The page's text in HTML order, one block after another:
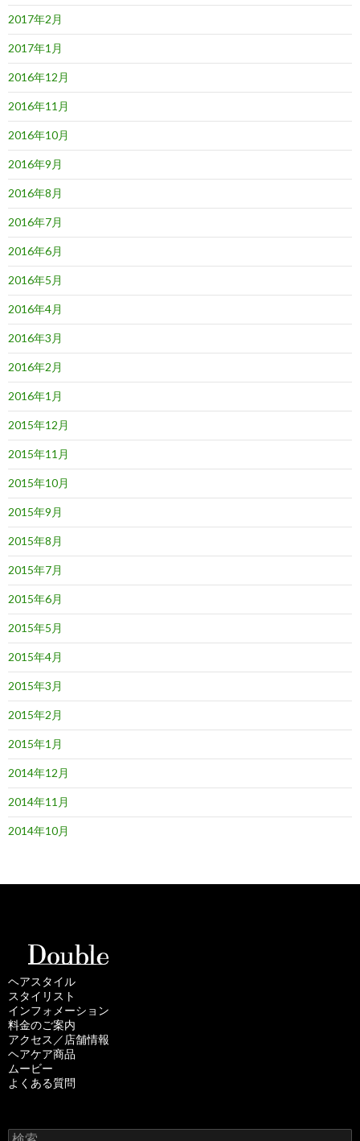
2017年2月
2017年1月
2016年12月
2016年11月
2016年10月
2016年9月
2016年8月
2016年7月
2016年6月
2016年5月
2016年4月
2016年3月
2016年2月
2016年1月
2015年12月
2015年11月
2015年10月
2015年9月
2015年8月
2015年7月
2015年6月
2015年5月
2015年4月
2015年3月
2015年2月
2015年1月
2014年12月
2014年11月
2014年10月
ヘアスタイル
スタイリスト
インフォメーション
料金のご案内
アクセス／店舗情報
ヘアケア商品
ムービー
よくある質問
検